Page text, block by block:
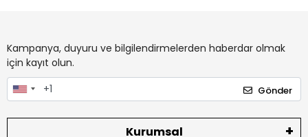
Kampanya, duyuru ve bilgilendirmelerden haberdar olmak
için kayıt olun.
Gönder
Kurumsal